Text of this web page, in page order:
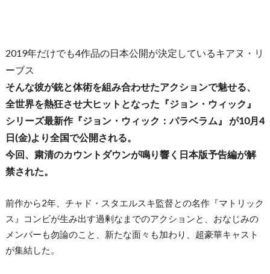
2019年だけでも4作品の日本公開が決定しているキアヌ・リ
ーブス
そんな彼が銃と体術を組み合わせたアクションで魅せる、
全世界を熱狂させ大ヒットとなった『ジョン・ウィック』
シリーズ最新作『ジョン・ウィック：パラベラム』 が10月4
日(金)より全国で公開される。
今回、粛清のカウントダウンが鳴り響く日本版予告編が解
禁された。
前作から2年、チャド・スタエルスキ監督との名作『マトリック
ス』コンビが生み出す過剰なまでのアクションと、おなじみの
メンバーも勿論のこと、新たな面々も加わり、超豪華キャスト
が集結した。